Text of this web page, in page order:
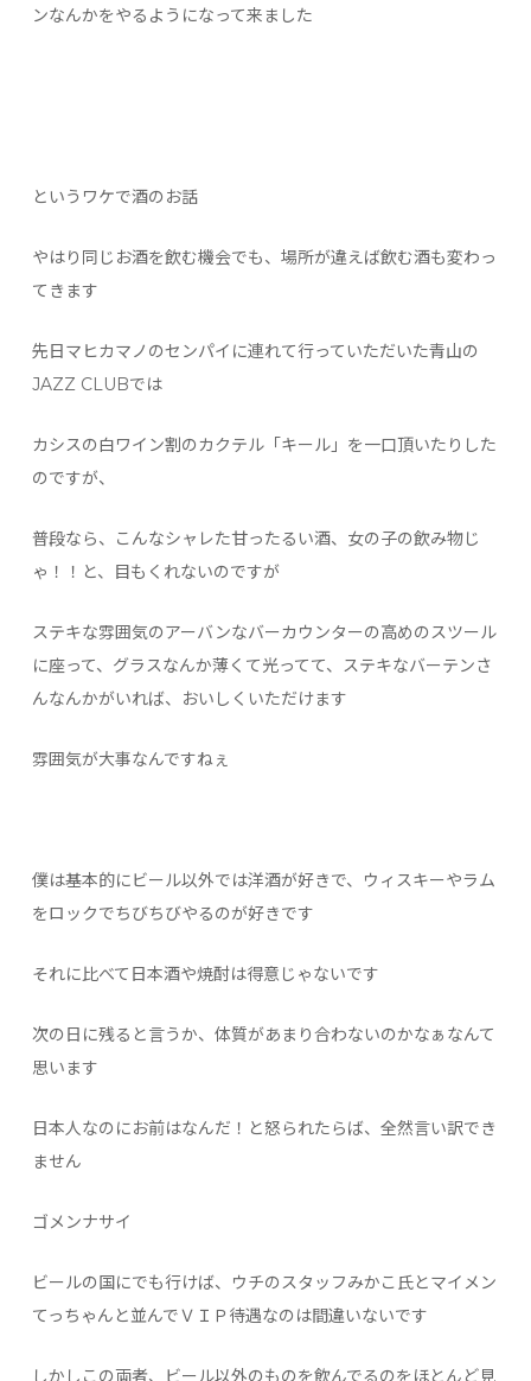
ンなんかをやるようになって来ました
というワケで酒のお話
やはり同じお酒を飲む機会でも、場所が違えば飲む酒も変わっ
てきます
先日マヒカマノのセンパイに連れて行っていただいた青山の
JAZZ CLUBでは
カシスの白ワイン割のカクテル「キール」を一口頂いたりした
のですが、
普段なら、こんなシャレた甘ったるい酒、女の子の飲み物じ
ゃ！！と、目もくれないのですが
ステキな雰囲気のアーバンなバーカウンターの高めのスツール
に座って、グラスなんか薄くて光ってて、ステキなバーテンさ
んなんかがいれば、おいしくいただけます
雰囲気が大事なんですねぇ
僕は基本的にビール以外では洋酒が好きで、ウィスキーやラム
をロックでちびちびやるのが好きです
それに比べて日本酒や焼酎は得意じゃないです
次の日に残ると言うか、体質があまり合わないのかなぁなんて
思います
日本人なのにお前はなんだ！と怒られたらば、全然言い訳でき
ません
ゴメンナサイ
ビールの国にでも行けば、ウチのスタッフみかこ氏とマイメン
てっちゃんと並んでＶＩＰ待遇なのは間違いないです
しかしこの両者、ビール以外のものを飲んでるのをほとんど見